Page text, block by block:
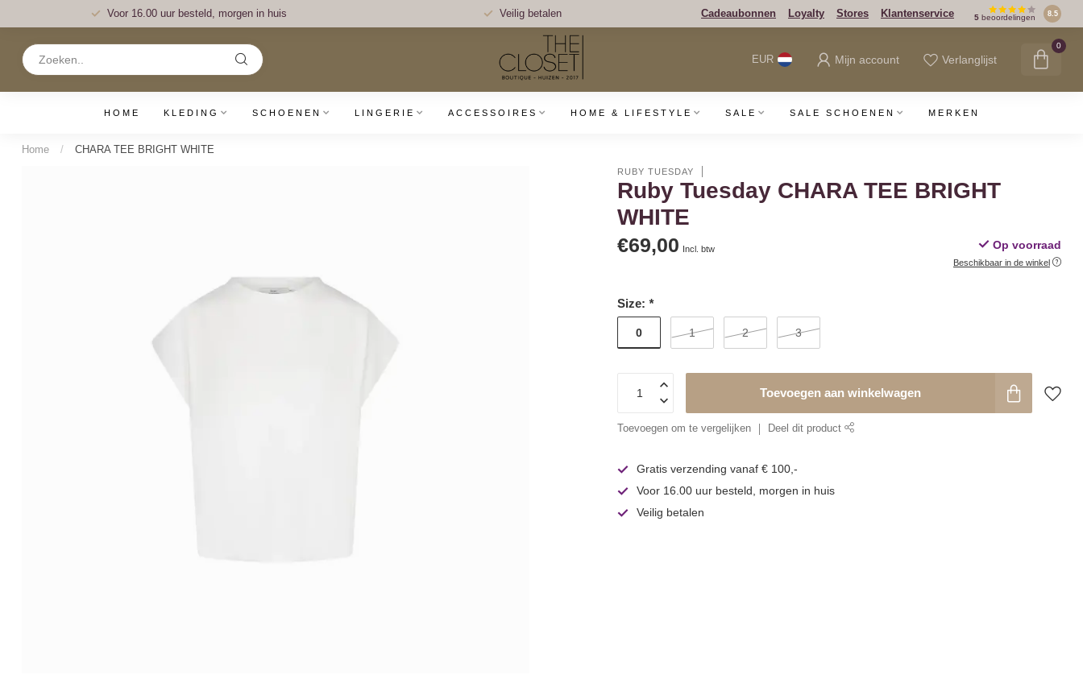
Voor 16.00 uur besteld, morgen in huis Veilig betalen Cadeaubonnen Loyalty Stores Klantenservice 5 beoordelingen 8.5
EUR Mijn account Verlanglijst
0
HOME KLEDING SCHOENEN LINGERIE ACCESSOIRES HOME & LIFESTYLE SALE SALE SCHOENEN MERKEN
Home / CHARA TEE BRIGHT WHITE
RUBY TUESDAY
Ruby Tuesday CHARA TEE BRIGHT
WHITE
€69,00 Incl. btw Op voorraad
Beschikbaar in de winkel
Size:*
0 1 2 3
Toevoegen aan winkelwagen
Toevoegen om te vergelijken Deel dit product
Gratis verzending vanaf € 100,-
Voor 16.00 uur besteld, morgen in huis
Veilig betalen